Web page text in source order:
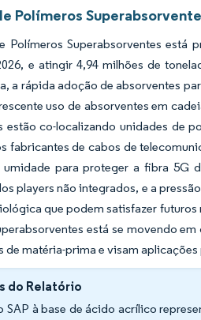
Polímeros
Superabsorventes está
e atingir 4,94 milhões de
a rápida adoção de absorventes
uso de absorventes em
estão co-localizando unidades de
fabricantes de cabos de
para proteger a fibra 5G
players não integrados, e a
que podem satisfazer
está se movendo
matéria-prima e visam aplicações
do Relatório
à base de ácido acrílico